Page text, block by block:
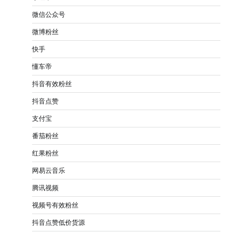
微信公众号
微博粉丝
快手
懂车帝
抖音有效粉丝
抖音点赞
支付宝
番茄粉丝
红果粉丝
网易云音乐
腾讯视频
视频号有效粉丝
抖音点赞低价货源